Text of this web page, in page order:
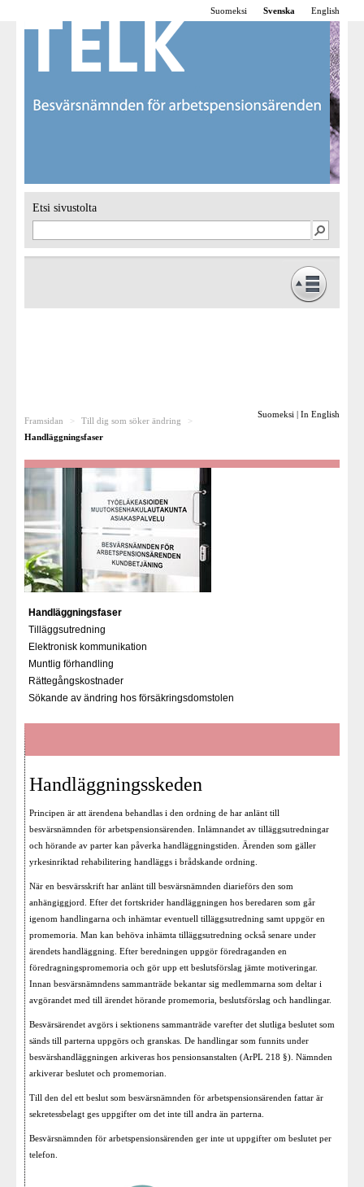
Suomeksi Svenska English
Etsi sivustolta
Rättsfall
Besvärsnämnden som arbetsplats
För media
Länkar
Suomeksi | In English
Framsidan > Till dig som söker ändring
>
Handläggningsfaser
Handläggningsfaser
Tilläggsutredning
Elektronisk kommunikation
Muntlig förhandling
Rättegångskostnader
Sökande av ändring hos försäkringsdomstolen
Handläggningsskeden
Principen är att ärendena behandlas i den ordning de har anlänt till
besvärsnämnden för arbetspensionsärenden. Inlämnandet av tilläggsutredningar
och hörande av parter kan påverka handläggningstiden. Ärenden som gäller
yrkesinriktad rehabilitering handläggs i brådskande ordning.
När en besvärsskrift har anlänt till besvärsnämnden diarieförs den som
anhängiggjord. Efter det fortskrider handläggningen hos beredaren som går
igenom handlingarna och inhämtar eventuell tilläggsutredning samt uppgör en
promemoria. Man kan behöva inhämta tilläggsutredning också senare under
ärendets handläggning. Efter beredningen uppgör föredraganden en
föredragningspromemoria och gör upp ett beslutsförslag jämte motiveringar.
Innan besvärsnämndens sammanträde bekantar sig medlemmarna som deltar i
avgörandet med till ärendet hörande promemoria, beslutsförslag och handlingar.
Besvärsärendet avgörs i sektionens sammanträde varefter det slutliga beslutet som
sänds till parterna uppgörs och granskas. De handlingar som funnits under
besvärshandläggningen arkiveras hos pensionsanstalten (ArPL 218 §). Nämnden
arkiverar beslutet och promemorian.
Till den del ett beslut som besvärsnämnden för arbetspensionsärenden fattar är
sekretessbelagt ges uppgifter om det inte till andra än parterna.
Besvärsnämnden för arbetspensionsärenden ger inte ut uppgifter om beslutet per
telefon.